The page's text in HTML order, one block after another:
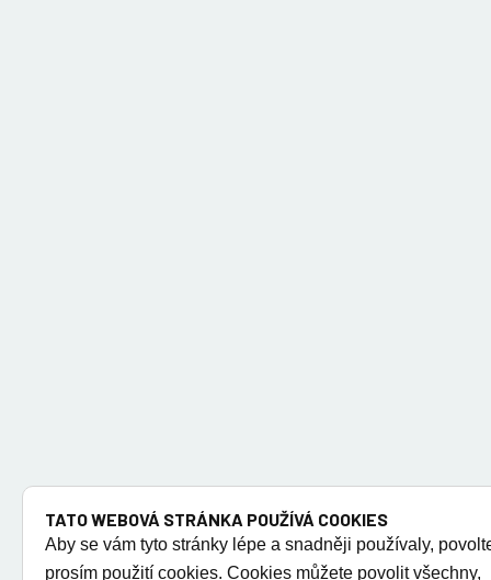
TATO WEBOVÁ STRÁNKA POUŽÍVÁ COOKIES
Aby se vám tyto stránky lépe a snadněji používaly,
prosím použití cookies. Cookies můžete povolit všechny,